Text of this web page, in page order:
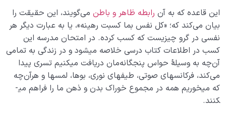
دنیا مزرعه آخرت است | آخرت محصول عملکرد ما در
دنیاست
اعمال ما در رحم دنیا چه شباهتی با اعمال جنین در رحم
مادر دارد؟
علت تفاوتهای فردی چیست و چرا شخصیت افراد باهم
متفاوت است؟
این قاعده که به آن رابطه ظاهر و باطن می‌گویند، این حقیقت را
بیان می‌کند که؛ «کل نفس بما کسبت رهینه»، یا به عبارت دیگر هر
نفسی در گرو چیزی­ست که کسب کرده. در امتحان مدرسه این
کسب در اطلاعات کتاب درسی خلاصه می­شود و در زندگی به تمامی
آن‌چه به وسیلۀ حواس پنجگانه‌مان دریافت می­کنیم تسری پیدا
می‌کند، فرکانس­­های صوتی، طیف­های نوری، بوها، لمس­ها و هرآن‌چه
که می­خوریم همه در مجموع خوراک بدن و ذهن ما را فراهم می­
کنند.